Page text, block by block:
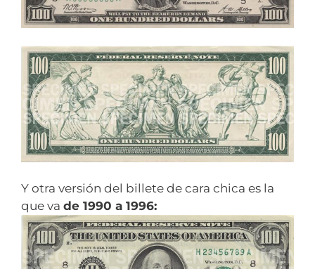
Y otra versión del billete de cara chica es la
que va de 1990 a 1996: